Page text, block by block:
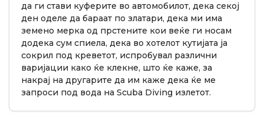
да ги стави куферите во автомобилот, дека секој
ден оделе да бараат по златари, дека ми има
земено мерка од прстените кои веќе ги носам
додека сум спиела, дека во хотелот кутијата ја
сокрил под креветот, испробувал различни
варијации како ќе клекне, што ќе каже, за
накрај на другарите да им каже дека ќе ме
запроси под вода на Scuba Diving излетот.